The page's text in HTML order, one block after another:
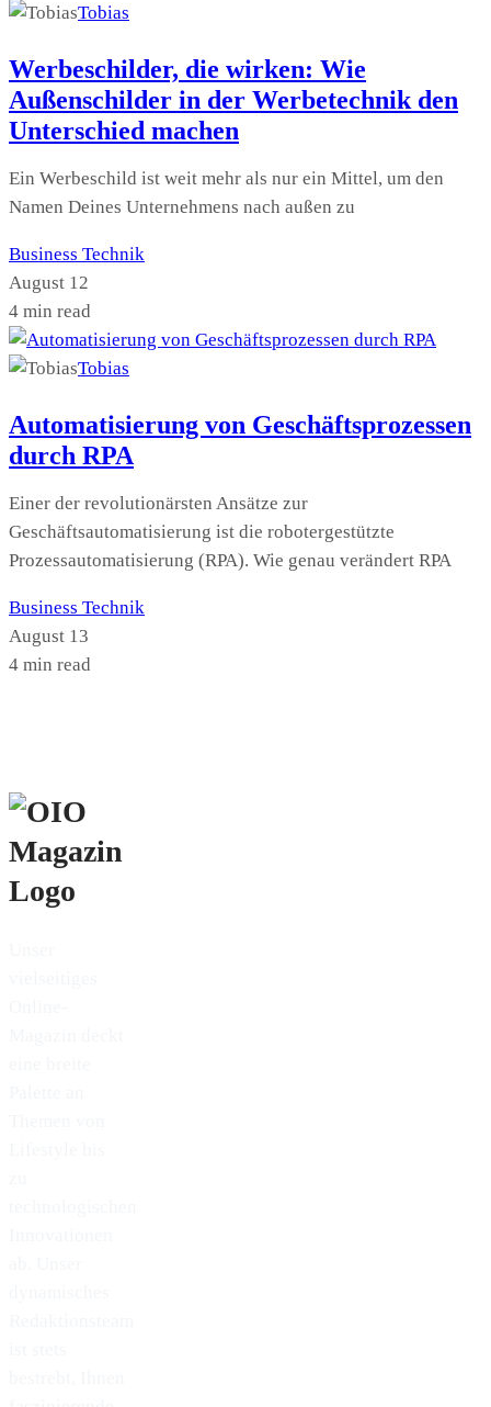
Tobias
Werbeschilder, die wirken: Wie
Außenschilder in der Werbetechnik den
Unterschied machen
Ein Werbeschild ist weit mehr als nur ein Mittel, um den
Namen Deines Unternehmens nach außen zu
Business Technik
August 12
4 min read
Tobias
Automatisierung von Geschäftsprozessen
durch RPA
Einer der revolutionärsten Ansätze zur
Geschäftsautomatisierung ist die robotergestützte
Prozessautomatisierung (RPA). Wie genau verändert RPA
Business Technik
August 13
4 min read